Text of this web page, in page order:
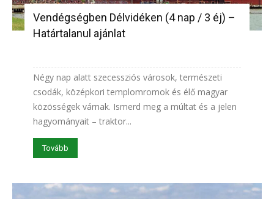
Vendégségben Délvidéken (4 nap / 3 éj) –
Határtalanul ajánlat
Négy nap alatt szecessziós városok, természeti
csodák, középkori templomromok és élő magyar
közösségek várnak. Ismerd meg a múltat és a jelen
hagyományait – traktor...
Tovább